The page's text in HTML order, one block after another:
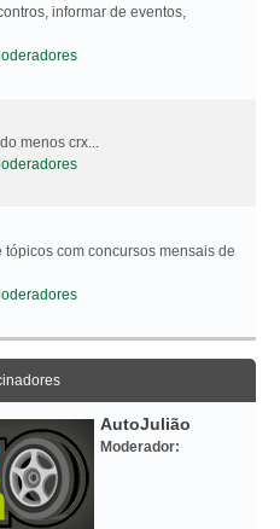
informar de eventos,
menos crx...
com concursos mensais de
AutoJulião
Moderador: